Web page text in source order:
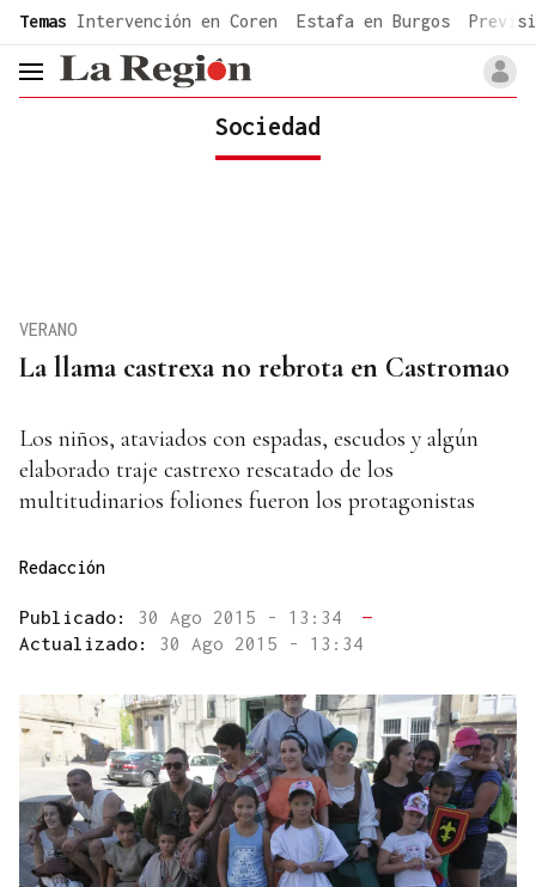
common.go-to-content
Temas Intervención en Coren Estafa en Burgos
header.menu.open
Sociedad
La llama castrexa no rebrota en Castromao
VERANO
Los niños, ataviados con espadas, escudos y algún
elaborado traje castrexo rescatado de los
multitudinarios foliones fueron los protagonistas
Redacción
Publicado: 30 Ago 2015 - 13:34
—
Actualizado: 30 Ago 2015 - 13:34